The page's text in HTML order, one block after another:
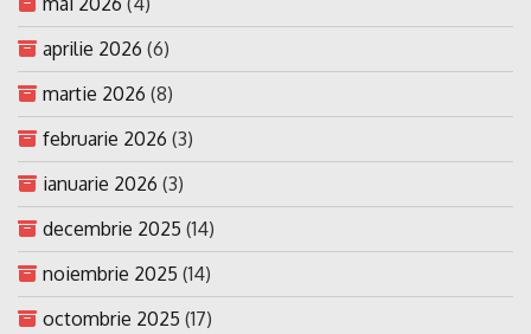
aprilie 2026 (6)
martie 2026 (8)
februarie 2026 (3)
ianuarie 2026 (3)
decembrie 2025 (14)
noiembrie 2025 (14)
octombrie 2025 (17)